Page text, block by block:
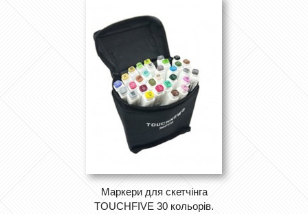
Маркери для скетчінга
TOUCHFIVE 30 кольорів.